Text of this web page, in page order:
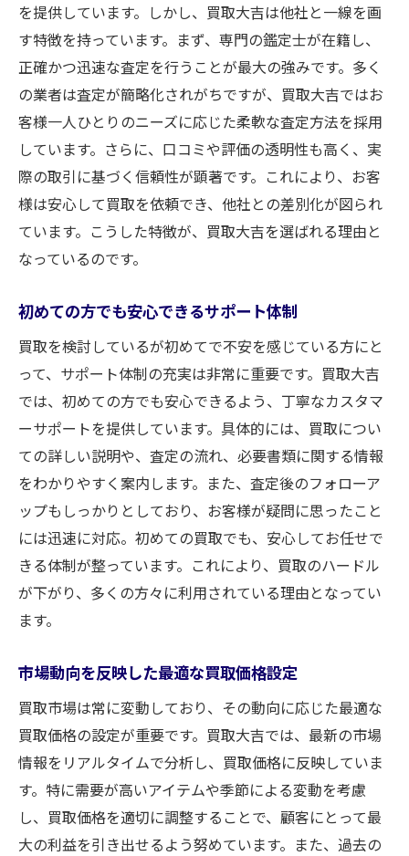
を提供しています。しかし、買取大吉は他社と一線を画
す特徴を持っています。まず、専門の鑑定士が在籍し、
正確かつ迅速な査定を行うことが最大の強みです。多く
の業者は査定が簡略化されがちですが、買取大吉ではお
客様一人ひとりのニーズに応じた柔軟な査定方法を採用
しています。さらに、口コミや評価の透明性も高く、実
際の取引に基づく信頼性が顕著です。これにより、お客
様は安心して買取を依頼でき、他社との差別化が図られ
ています。こうした特徴が、買取大吉を選ばれる理由と
なっているのです。
初めての方でも安心できるサポート体制
買取を検討しているが初めてで不安を感じている方にと
って、サポート体制の充実は非常に重要です。買取大吉
では、初めての方でも安心できるよう、丁寧なカスタマ
ーサポートを提供しています。具体的には、買取につい
ての詳しい説明や、査定の流れ、必要書類に関する情報
をわかりやすく案内します。また、査定後のフォローア
ップもしっかりとしており、お客様が疑問に思ったこと
には迅速に対応。初めての買取でも、安心してお任せで
きる体制が整っています。これにより、買取のハードル
が下がり、多くの方々に利用されている理由となってい
ます。
市場動向を反映した最適な買取価格設定
買取市場は常に変動しており、その動向に応じた最適な
買取価格の設定が重要です。買取大吉では、最新の市場
情報をリアルタイムで分析し、買取価格に反映していま
す。特に需要が高いアイテムや季節による変動を考慮
し、買取価格を適切に調整することで、顧客にとって最
大の利益を引き出せるよう努めています。また、過去の